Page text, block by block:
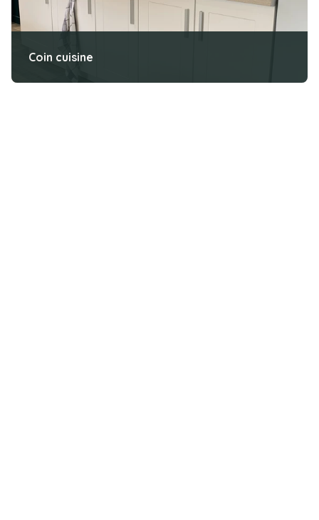
Coin cuisine